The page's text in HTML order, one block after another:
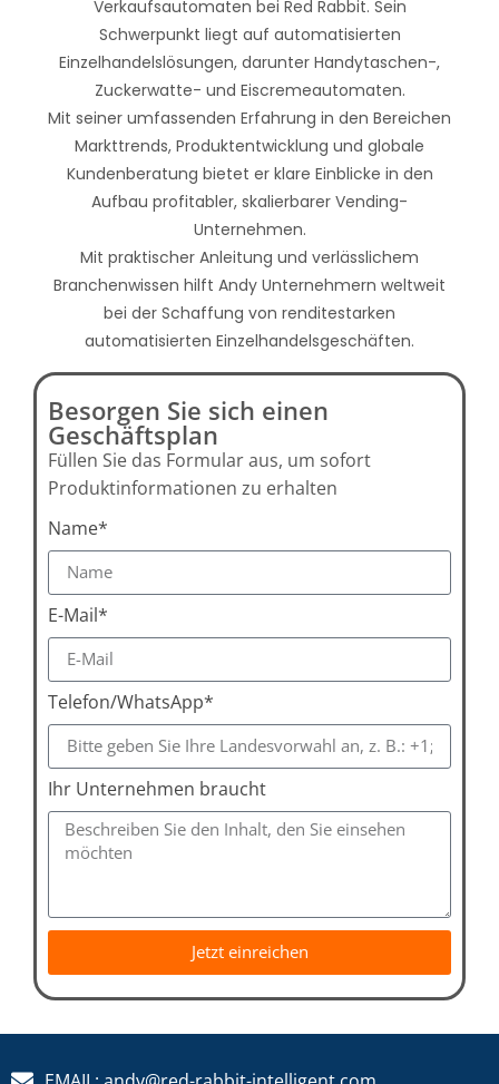
Verkaufsautomaten bei Red Rabbit. Sein
Schwerpunkt liegt auf automatisierten
Einzelhandelslösungen, darunter Handytaschen-,
Zuckerwatte- und Eiscremeautomaten.
Mit seiner umfassenden Erfahrung in den Bereichen
Markttrends, Produktentwicklung und globale
Kundenberatung bietet er klare Einblicke in den
Aufbau profitabler, skalierbarer Vending-
Unternehmen.
Mit praktischer Anleitung und verlässlichem
Branchenwissen hilft Andy Unternehmern weltweit
bei der Schaffung von renditestarken
automatisierten Einzelhandelsgeschäften.
Besorgen Sie sich einen
Geschäftsplan
Füllen Sie das Formular aus, um sofort
Produktinformationen zu erhalten
Name*
E-Mail*
Telefon/WhatsApp*
Ihr Unternehmen braucht
Jetzt einreichen